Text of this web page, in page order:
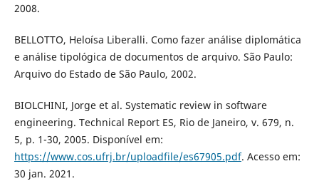
2008.
BELLOTTO, Heloísa Liberalli. Como fazer análise diplomática
e análise tipológica de documentos de arquivo. São Paulo:
Arquivo do Estado de São Paulo, 2002.
BIOLCHINI, Jorge et al. Systematic review in software
engineering. Technical Report ES, Rio de Janeiro, v. 679, n.
5, p. 1-30, 2005. Disponível em:
https://www.cos.ufrj.br/uploadfile/es67905.pdf. Acesso em:
30 jan. 2021.